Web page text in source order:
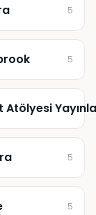
5
5
Atölyesi
5
5